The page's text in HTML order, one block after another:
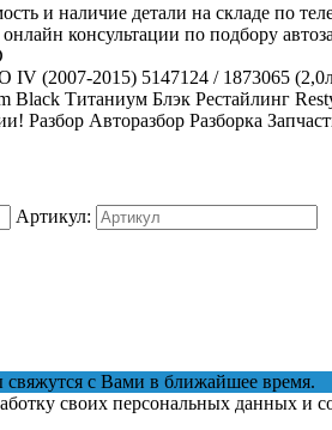
и наличие детали на складе по
консультации по подбору
IV (2007-2015) 5147124 / 1873065
Титаниум Блэк Рестайлинг
Разбор Авторазбор Разборка
Артикул:
с Вами в ближайшее время.
своих персональных данных и